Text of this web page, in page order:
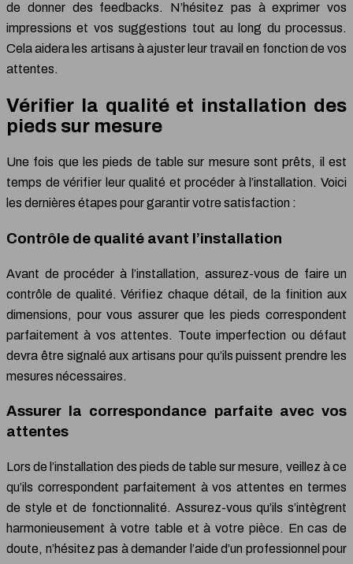
de donner des feedbacks. N’hésitez pas à exprimer vos
impressions et vos suggestions tout au long du processus.
Cela aidera les artisans à ajuster leur travail en fonction de vos
attentes.
Vérifier la qualité et installation des
pieds sur mesure
Une fois que les pieds de table sur mesure sont prêts, il est
temps de vérifier leur qualité et procéder à l’installation. Voici
les dernières étapes pour garantir votre satisfaction :
Contrôle de qualité avant l’installation
Avant de procéder à l’installation, assurez-vous de faire un
contrôle de qualité. Vérifiez chaque détail, de la finition aux
dimensions, pour vous assurer que les pieds correspondent
parfaitement à vos attentes. Toute imperfection ou défaut
devra être signalé aux artisans pour qu’ils puissent prendre les
mesures nécessaires.
Assurer la correspondance parfaite avec vos
attentes
Lors de l’installation des pieds de table sur mesure, veillez à ce
qu’ils correspondent parfaitement à vos attentes en termes
de style et de fonctionnalité. Assurez-vous qu’ils s’intègrent
harmonieusement à votre table et à votre pièce. En cas de
doute, n’hésitez pas à demander l’aide d’un professionnel pour